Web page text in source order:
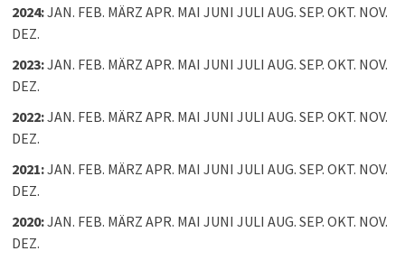
2024:JAN. FEB. MÄRZ APR. MAI JUNI JULI AUG. SEP. OKT. NOV.
DEZ.
2023:JAN. FEB. MÄRZ APR. MAI JUNI JULI AUG. SEP. OKT. NOV.
DEZ.
2022:JAN. FEB. MÄRZ APR. MAI JUNI JULI AUG. SEP. OKT. NOV.
DEZ.
2021:JAN. FEB. MÄRZ APR. MAI JUNI JULI AUG. SEP. OKT. NOV.
DEZ.
2020:JAN. FEB. MÄRZ APR. MAI JUNI JULI AUG. SEP. OKT. NOV.
DEZ.